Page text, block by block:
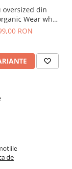
preferate de
din tabel.
B - lungimea
XL XXL
3XL
oversized din
Wear what
feel like you
RON
de